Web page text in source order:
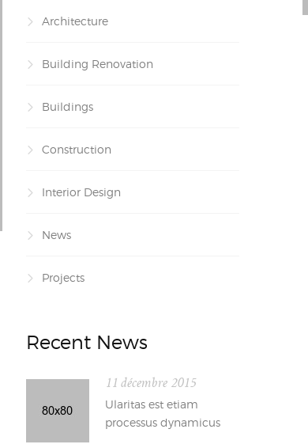
Architecture
Building Renovation
Buildings
Construction
Interior Design
News
Projects
Recent News
11 décembre 2015
Ularitas est etiam
processus dynamicus